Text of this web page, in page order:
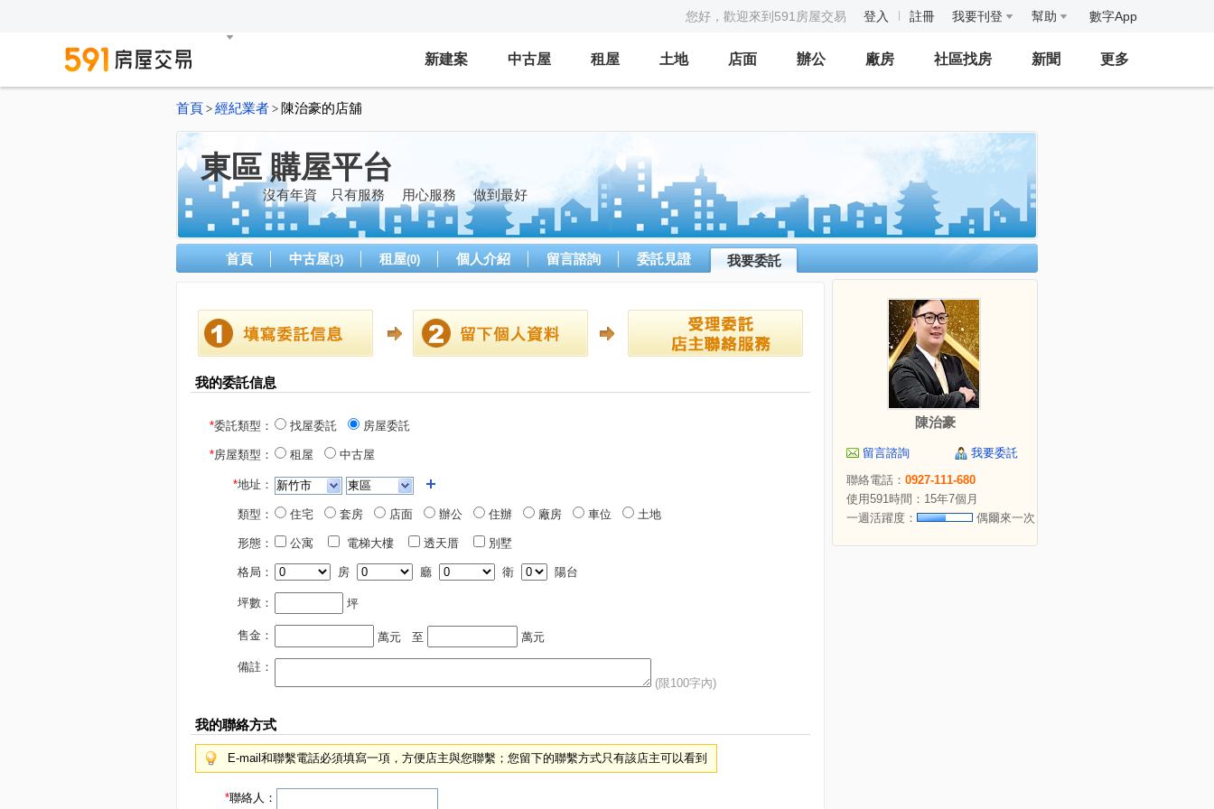
您好，歡迎來到591房屋交易 登入 註冊 我要刊登 幫助 數字App
新建案 中古屋 租屋 土地 店面 辦公 廠房 社區找房 新聞 更多
首頁 > 經紀業者 > 陳治豪的店舖
東區 購屋平台
沒有年資 只有服務 用心服務 做到最好
首頁 中古屋(3) 租屋(0) 個人介紹 留言諮詢 委託見證 我要委託
我的委託信息
*委託類型： 找屋委託 房屋委託
*房屋類型： 租屋 中古屋
*地址：
類型： 住宅 套房 店面 辦公 住辦 廠房 車位 土地
形態： 公寓 電梯大樓 透天厝 別墅
格局： 房 廳 衛 陽台
坪數： 坪
售金： 萬元 至 萬元
備註：
(限100字內)
我的聯絡方式
E-mail和聯繫電話必須填寫一項，方便店主與您聯繫；您留下的聯繫方式只有該店主可以看到
*聯絡人：
陳治豪
留言諮詢
我要委託
聯絡電話： 0927-111-680
使用591時間：15年7個月
一週活躍度：
偶爾來一次